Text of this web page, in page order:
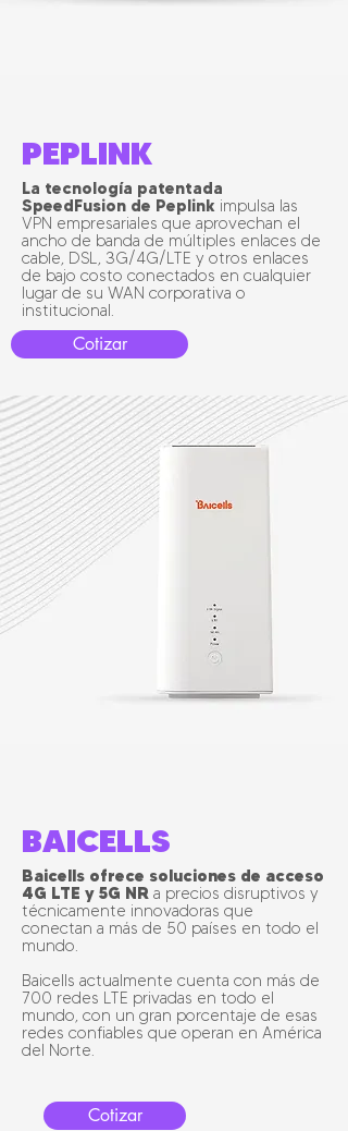
PEPLINK
La tecnología patentada
SpeedFusion de Peplink impulsa las
VPN empresariales que aprovechan el
ancho de banda de múltiples enlaces de
cable, DSL, 3G/4G/LTE y otros enlaces
de bajo costo conectados en cualquier
lugar de su WAN corporativa o
institucional.
Cotizar
BAICELLS
Baicells ofrece soluciones de acceso
4G LTE y 5G NR a precios disruptivos y
técnicamente innovadoras que
conectan a más de 50 países en todo el
mundo.
Baicells actualmente cuenta con más de
700 redes LTE privadas en todo el
mundo, con un gran porcentaje de esas
redes confiables que operan en América
del Norte.
Cotizar